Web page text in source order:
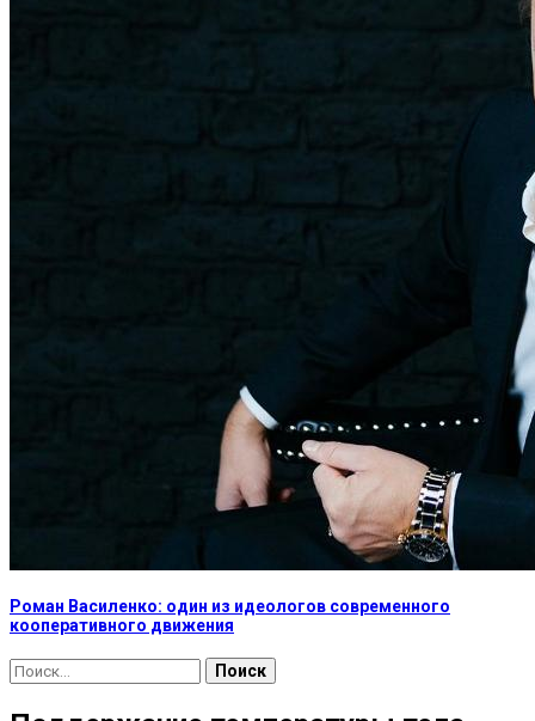
Роман Василенко: один из идеологов современного
кооперативного движения
Найти: